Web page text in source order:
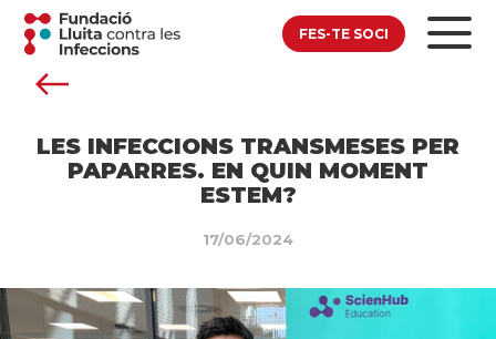
FES-TE SOCI
LES INFECCIONS TRANSMESES PER
PAPARRES. EN QUIN MOMENT
ESTEM?
17/06/2024